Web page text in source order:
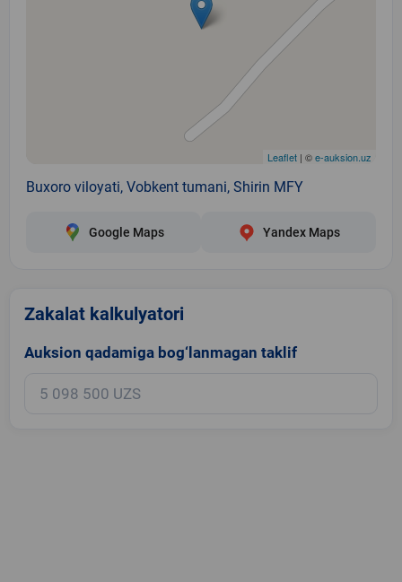
Leaflet | ©e-auksion.uz
Buxoro viloyati, Vobkent tumani, Shirin MFY
Google Maps Yandex Maps
Zakalat kalkulyatori
Auksion qadamiga bog‘lanmagan taklif